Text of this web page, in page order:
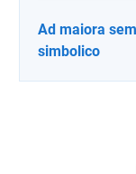
Ad maiora
simbolico